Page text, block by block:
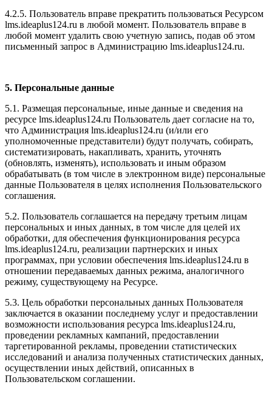
4.2.5. Пользователь вправе прекратить пользоваться Ресурсом
lms.ideaplus124.ru в любой момент. Пользователь вправе в
любой момент удалить свою учетную запись, подав об этом
письменный запрос в Администрацию lms.ideaplus124.ru.
5. Персональные данные
5.1. Размещая персональные, иные данные и сведения на
ресурсе lms.ideaplus124.ru Пользователь дает согласие на то,
что Администрация lms.ideaplus124.ru (и/или его
уполномоченные представители) будут получать, собирать,
систематизировать, накапливать, хранить, уточнять
(обновлять, изменять), использовать и иным образом
обрабатывать (в том числе в электронном виде) персональные
данные Пользователя в целях исполнения Пользовательского
соглашения.
5.2. Пользователь соглашается на передачу третьим лицам
персональных и иных данных, в том числе для целей их
обработки, для обеспечения функционирования ресурса
lms.ideaplus124.ru, реализации партнерских и иных
программах, при условии обеспечения lms.ideaplus124.ru в
отношении передаваемых данных режима, аналогичного
режиму, существующему на Ресурсе.
5.3. Цель обработки персональных данных Пользователя
заключается в оказании последнему услуг и предоставлении
возможности использования ресурса lms.ideaplus124.ru,
проведении рекламных кампаний, предоставлении
таргетированной рекламы, проведении статистических
исследований и анализа полученных статистических данных,
осуществлении иных действий, описанных в
Пользовательском соглашении.